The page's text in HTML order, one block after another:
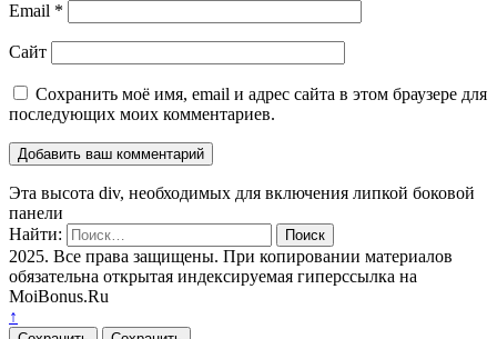
Email *
Сайт
Сохранить моё имя, email и адрес сайта в этом браузере для
последующих моих комментариев.
Эта высота div, необходимых для включения липкой боковой
панели
Найти:
2025. Все права защищены. При копировании материалов
обязательна открытая индексируемая гиперссылка на
MoiBonus.Ru
↑